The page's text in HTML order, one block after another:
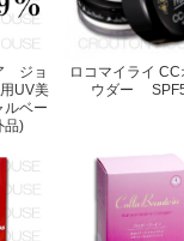
ジョ
UV美
ルベー
品)
ロコマイライ
ウダー